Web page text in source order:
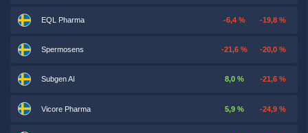
EQL Pharma -6,4 % -19,8 %
Spermosens -21,6 % -20,0 %
Subgen AI 8,0 % -21,6 %
Vicore Pharma 5,9 % -24,9 %